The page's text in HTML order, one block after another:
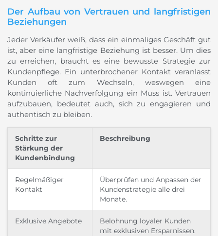
Der Aufbau von Vertrauen und langfristigen
Beziehungen
Jeder Verkäufer weiß, dass ein einmaliges Geschäft gut
ist, aber eine langfristige Beziehung ist besser. Um dies
zu erreichen, braucht es eine bewusste Strategie zur
Kundenpflege. Ein unterbrochener Kontakt veranlasst
Kunden oft zum Wechseln, weswegen eine
kontinuierliche Nachverfolgung ein Muss ist. Vertrauen
aufzubauen, bedeutet auch, sich zu engagieren und
authentisch zu bleiben.
Schritte zur
Stärkung der
Kundenbindung
Beschreibung
Regelmäßiger
Kontakt
Überprüfen und Anpassen der
Kundenstrategie alle drei
Monate.
Exklusive Angebote
Belohnung loyaler Kunden
mit exklusiven Ersparnissen.